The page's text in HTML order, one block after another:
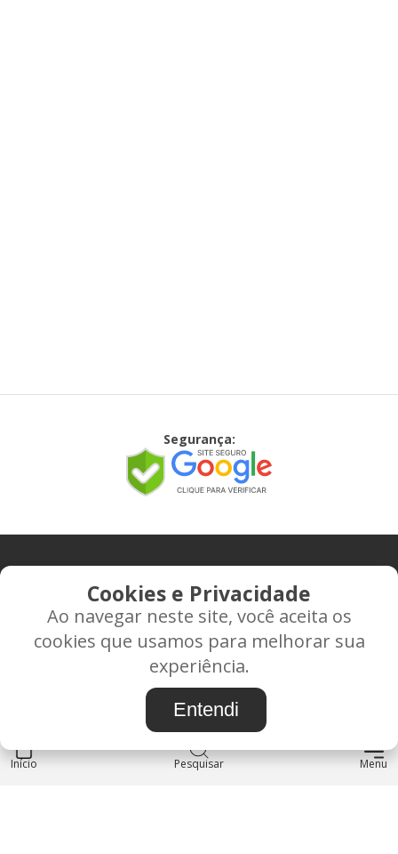
Início Pesquisar Menu
Segurança:
CONTATO
Rua Alice Frateano Figueiredo, 11-44 - Vila Triagem -
BAURU/SP - CEP: 17.030-038
CNPJ: 37.022.538/0001-07
INSTITUCIONAL
Cookies e Privacidade
Ao navegar neste site, você aceita os
cookies que usamos para melhorar sua
experiência.
Entendi